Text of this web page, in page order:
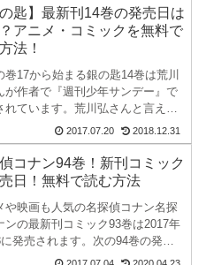
れました。発売日をテ...
の匙】最新刊14巻の発売日は
アニメ・コミックを無料で
法！
巻17から始まる銀の匙14巻は荒川
が作者で『週刊少年サンデー』で
れています。荒川弘さんと言えば
ら映画が公開される「鋼の錬金術
漫画アルスラーン戦記を描くな
ても人気が高い作品を描いている
業を題材としたマ...
2017.07.20 2018.12.31
コナン94巻！新刊コミック
日！無料で読む方法
や映画も人気の名探偵コナン名探
ンの最新刊コミック93巻は2017年
発売されます。次の94巻の発売
想をしてみたいと思います。名探